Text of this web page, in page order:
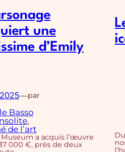
une
d’Emily
—par
Basso
de l’art
a acquis l’œuvre
000 €, près de deux